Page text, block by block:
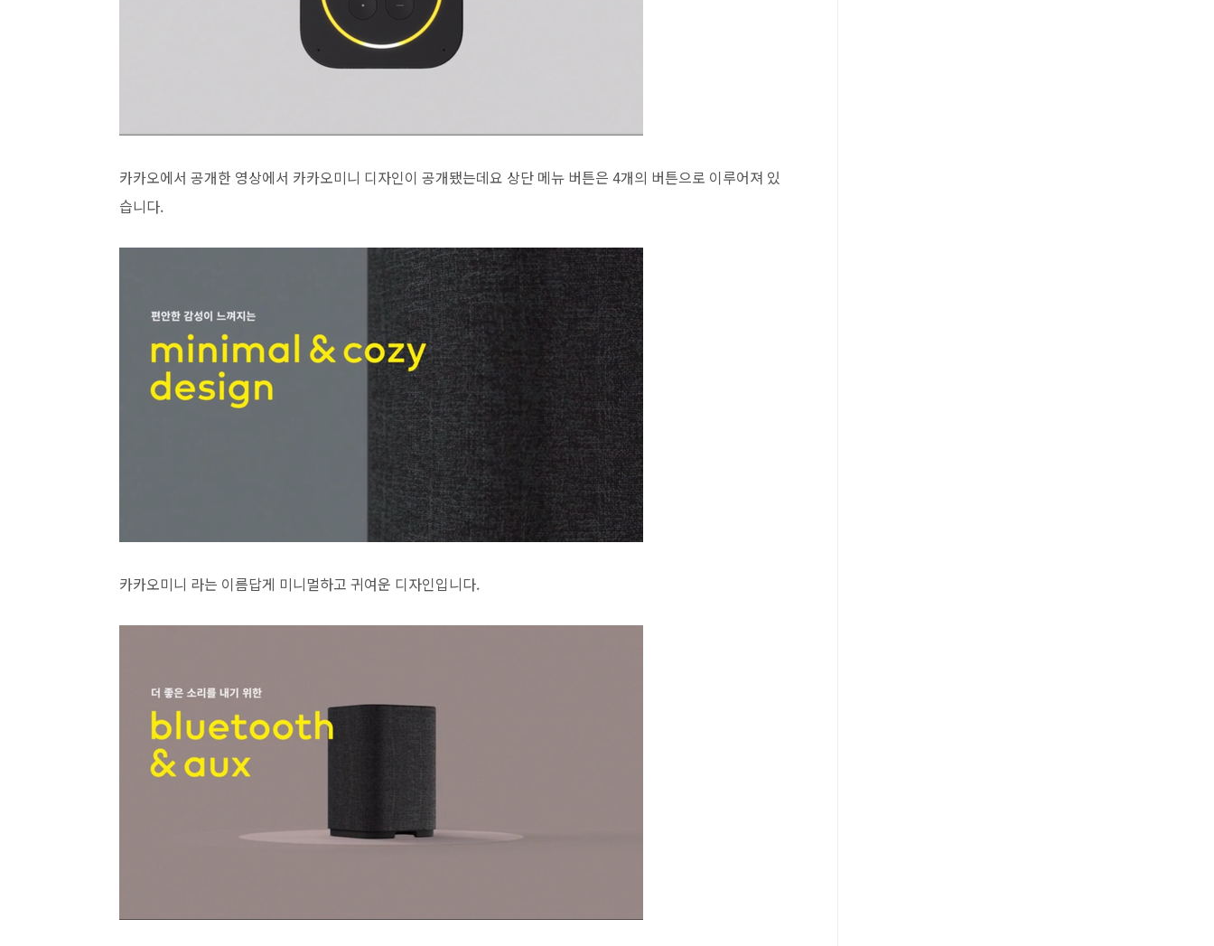
카카오에서 공개한 영상에서 카카오미니 디자인이 공개됐는데요 상단 메뉴 버튼은 4개의 버튼으로 이루어져 있
습니다.
카카오미니 라는 이름답게 미니멀하고 귀여운 디자인입니다.